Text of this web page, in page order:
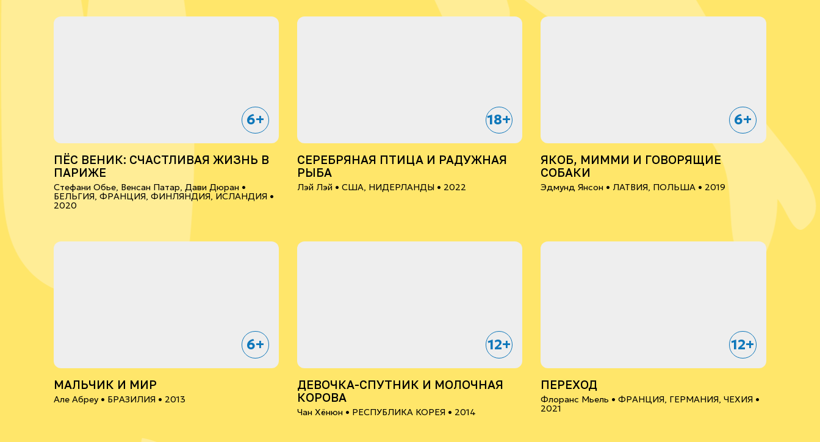
6+
ПЁС ВЕНИК: СЧАСТЛИВАЯ ЖИЗНЬ В
ПАРИЖЕ
Стефани Обье, Венсан Патар, Дави Дюран •
БЕЛЬГИЯ, ФРАНЦИЯ, ФИНЛЯНДИЯ, ИСЛАНДИЯ •
2020
18+
СЕРЕБРЯНАЯ ПТИЦА И РАДУЖНАЯ
РЫБА
Лэй Лэй •США, НИДЕРЛАНДЫ • 2022
6+
ЯКОБ, МИММИ И ГОВОРЯЩИЕ
СОБАКИ
Эдмунд Янсон • ЛАТВИЯ, ПОЛЬША • 2019
6+
МАЛЬЧИК И МИР
Але Абреу • БРАЗИЛИЯ • 2013
12+
ДЕВОЧКА-СПУТНИК И МОЛОЧНАЯ
КОРОВА
Чан Хёнюн • РЕСПУБЛИКА КОРЕЯ • 2014
12+
ПЕРЕХОД
Флоранс Мьель •ФРАНЦИЯ, ГЕРМАНИЯ, ЧЕХИЯ •
2021